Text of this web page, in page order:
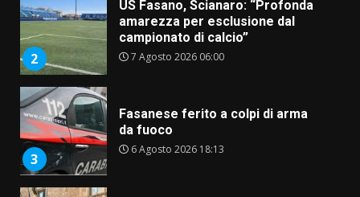
2
US Fasano, Scianaro: “Profonda
amarezza per esclusione dal
campionato di calcio”
7 Agosto 2026 06:00
3
Fasanese ferito a colpi di arma
da fuoco
6 Agosto 2026 18:13